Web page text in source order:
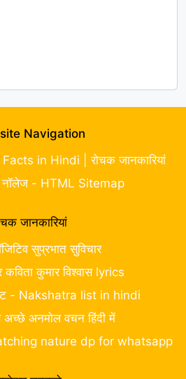
Navigation
in Hindi | रोचक जानकारियां
- HTML Sitemap
जानकारियां
सुप्रभात सुविचार
कविता कुमार विश्वास lyrics
- Nakshatra list in hindi
अनमोल वचन हिंदी में
nature dp for whatsapp